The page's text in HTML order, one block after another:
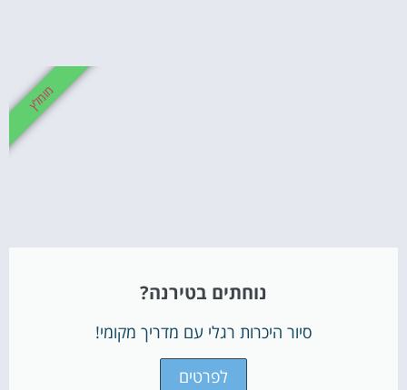
נוחתים בטירנה?
סיור היכרות רגלי עם מדריך מקומי!
לפרטים
מומלץ